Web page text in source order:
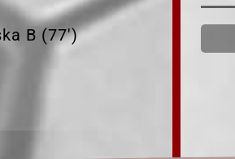
B (77′)